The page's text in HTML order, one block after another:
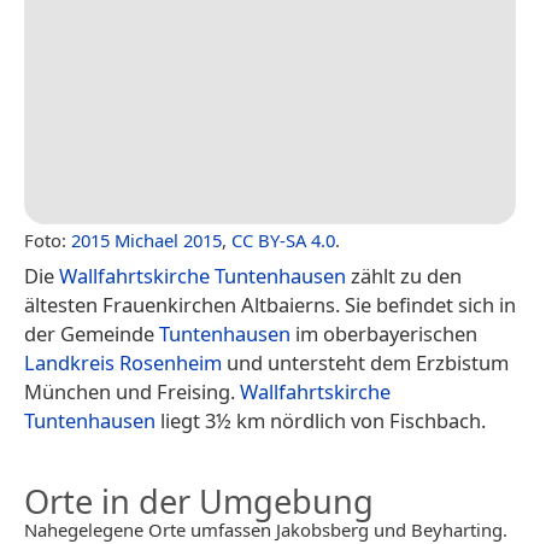
Foto: 2015 Michael 2015, CC BY-SA 4.0.
DieWallfahrtskirche Tuntenhausen zählt zu den
ältesten Frauenkirchen Altbaierns. Sie befindet sich in
der GemeindeTuntenhausen im oberbayerischen
Landkreis Rosenheim und untersteht dem Erzbistum
München und Freising.Wallfahrtskirche
Tuntenhausen liegt 3½ km nördlich von Fischbach.
Orte in der Umgebung
Nahegelegene Orte umfassen Jakobsberg und Beyharting.